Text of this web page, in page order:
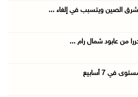
الصين ويتسبب في إلغاء ...
من عابود شمال رام ...
في 7 أسابيع